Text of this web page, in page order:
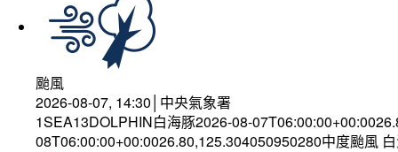
颱風
2026-08-07, 14:30│中央氣象署
1SEA13DOLPHIN白海豚2026-08-
08T06:00:00+00:0026.80,125.304050950280中度颱風